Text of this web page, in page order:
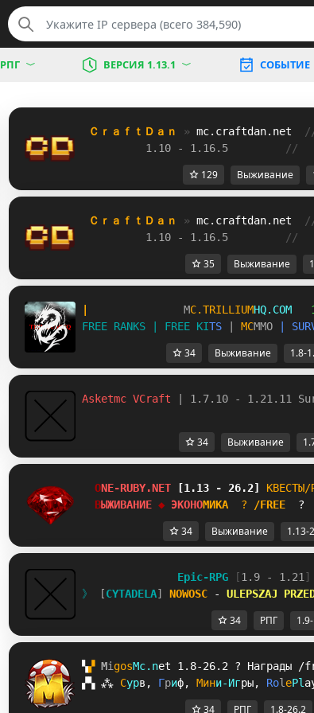
РПГ ВЕРСИЯ 1.13.1 СОБЫТИЕ
ＣｒａｆｔＤａｎ » mc.craftdan.net
1.10 - 1.16.5
129 Выживание
ＣｒａｆｔＤａｎ » mc.craftdan.net
1.10 - 1.16.5
35 Выживание
MC.TRIL L IUMHQ. COM
FREE RANKS FREE KITS MCMMO SUR
34 Выживание 1.8-
Asketmc VCraft | 1.7.10 - 1.21.11
34 Выживание
ONE-RUBY.NET [1.13 - 26.2] КВЕСТЫ/
ВЫЖИВАНИЕ ◆ ЭКОНОМИКА ? /FREE ?
34 Выживание 1.13-
Epic-RPG [1.9 - 1.21
》
[CYTADELA] NOWOSC - UL EPSZAJ PRZE
34 РПГ
▚▞ Mi gosMc. net 1.8-26.2 ? Награды /
▞▚ ⁂ Сурв , Гриф, Мини-Игры, Rol ePl a
34 РПГ 1.8-26.2